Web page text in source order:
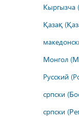
Кыргызча
Қазақ
Монгол
Русский
српски
српски